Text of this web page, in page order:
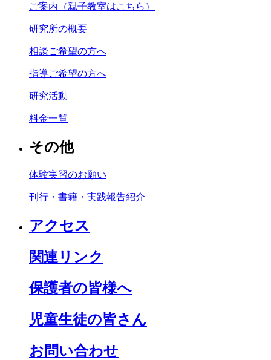
ご案内（親子教室はこちら）
研究所の概要
相談ご希望の方へ
指導ご希望の方へ
研究活動
料金一覧
その他
体験実習のお願い
刊行・書籍・実践報告紹介
アクセス
関連リンク
保護者の皆様へ
児童生徒の皆さん
お問い合わせ